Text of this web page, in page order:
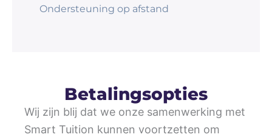
Ondersteuning op afstand
Betalingsopties
Wij zijn blij dat we onze samenwerking met
Smart Tuition kunnen voortzetten om